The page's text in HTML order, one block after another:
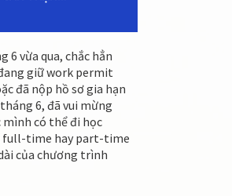
6 vừa qua, chắc hẳn
giữ work permit
đã nộp hồ sơ gia hạn
6, đã vui mừng
có thể đi học
full-time hay part-time
của chương trình